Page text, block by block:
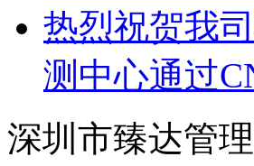
热烈祝贺我
测中心通过
深圳市臻达管